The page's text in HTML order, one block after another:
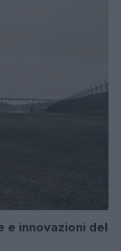
e innovazioni del